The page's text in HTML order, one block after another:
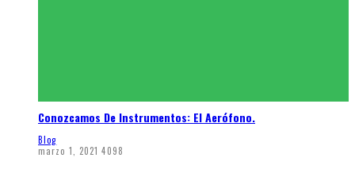
Conozcamos De Instrumentos: El Aerófono.
Blog
marzo 1, 2021 4098